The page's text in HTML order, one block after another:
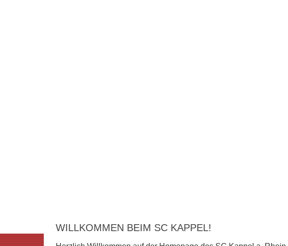
WILLKOMMEN BEIM SC KAPPEL!